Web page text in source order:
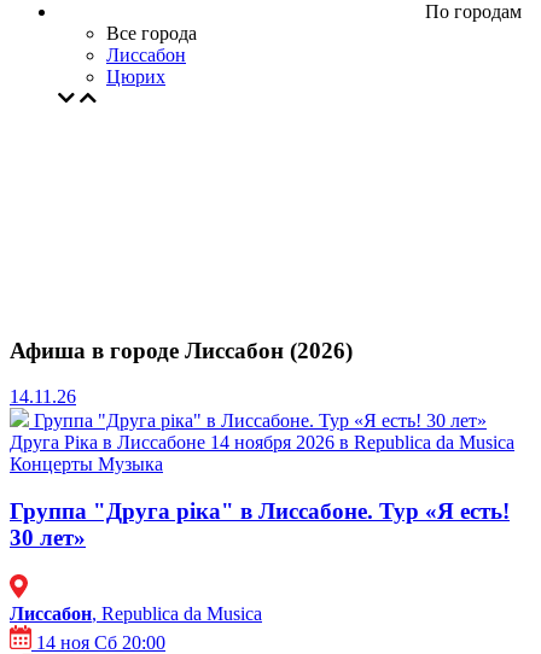
По городам
Все города
Лиссабон
Цюрих
Афиша в городе Лиссабон (2026)
14.11.26
Группа "Друга ріка" в Лиссабоне. Тур «Я есть! 30 лет»
Друга Ріка в Лиссабоне 14 ноября 2026 в Republica da Musica
Концерты Музыка
Группа "Друга ріка" в Лиссабоне. Тур «Я есть!
30 лет»
Лиссабон, Republica da Musica
14 ноя Сб 20:00